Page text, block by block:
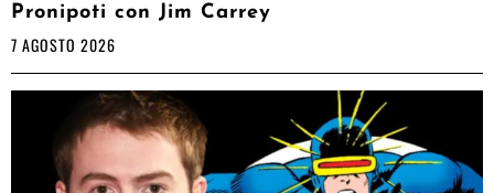
Pronipoti con Jim Carrey
7 AGOSTO 2026